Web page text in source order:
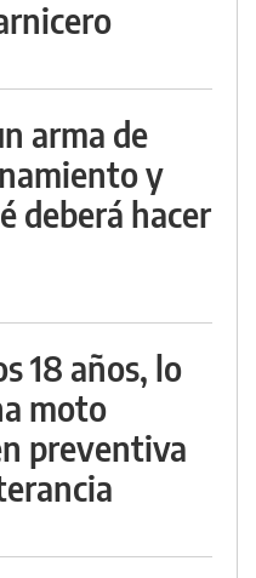
arma de
y
deberá hacer
18 años, lo
moto
preventiva